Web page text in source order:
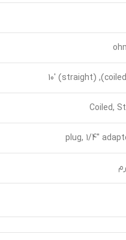
Coiled,